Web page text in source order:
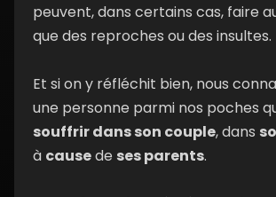
peuvent, dans certains cas, faire
que des reproches ou des insultes.
Et si on y réfléchit bien, nous
une personne parmi nos poches
souffrir dans son couple, dans
à causede ses parents.